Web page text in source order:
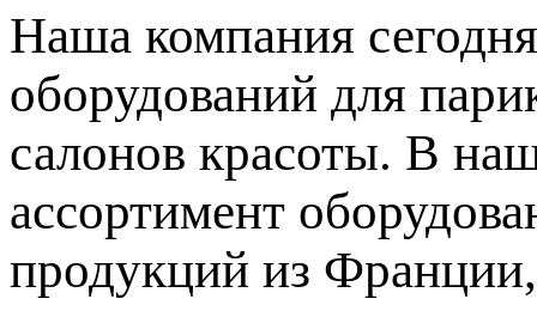
Наша компания
оборудований для
салонов красоты. В
ассортимент
продукций из